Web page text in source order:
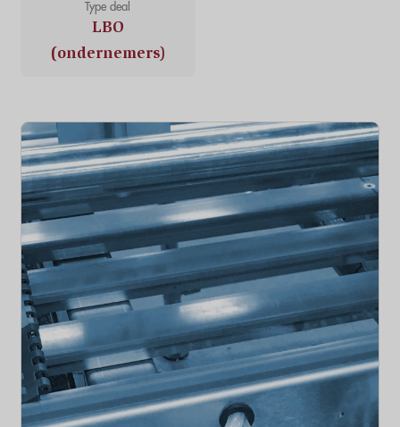
Type deal
LBO
(ondernemers)